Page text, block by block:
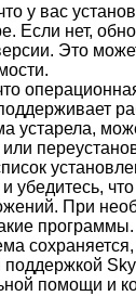
у вас
Если нет,
Это
устарела,
убедитесь,
При
программы.
поддержкой
помощи и